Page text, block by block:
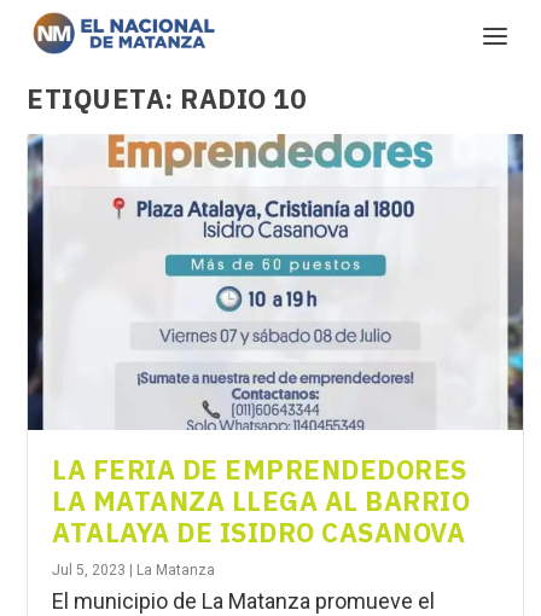
ETIQUETA: RADIO 10
LA FERIA DE EMPRENDEDORES
LA MATANZA LLEGA AL BARRIO
ATALAYA DE ISIDRO CASANOVA
Jul 5, 2023 La Matanza
El municipio de La Matanza promueve el